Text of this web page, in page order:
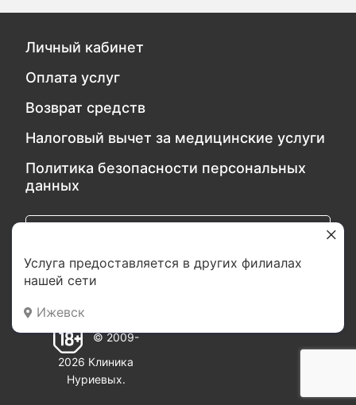
Услуга предоставляется в других филиалах
нашей сети
Ижевск
Личный кабинет
Оплата услуг
Возврат средств
Налоговый вычет за медицинские услуги
Политика безопасности персональных
данных
© 2009-
2026 Клиника
Нуриевых.